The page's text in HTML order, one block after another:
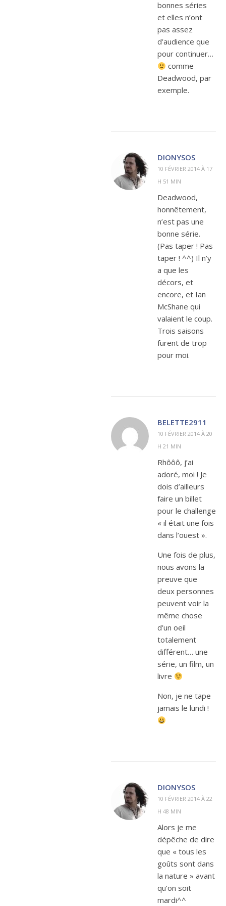
bonnes séries
et elles n’ont
pas assez
d’audience que
pour continuer…
comme
Deadwood, par
exemple.
DIONYSOS
10 FÉVRIER 2014 À 17
H 51 MIN
Deadwood,
honnêtement,
n’est pas une
bonne série.
(Pas taper ! Pas
taper ! ^^) Il n’y
a que les
décors, et
encore, et Ian
McShane qui
valaient le coup.
Trois saisons
furent de trop
pour moi.
BELETTE2911
10 FÉVRIER 2014 À 20
H 21 MIN
Rhôôô, j’ai
adoré, moi ! Je
dois d’ailleurs
faire un billet
pour le challenge
« il était une fois
dans l’ouest ».
Une fois de plus,
nous avons la
preuve que
deux personnes
peuvent voir la
même chose
d’un oeil
totalement
différent… une
série, un film, un
livre
Non, je ne tape
jamais le lundi !
DIONYSOS
10 FÉVRIER 2014 À 22
H 48 MIN
Alors je me
dépêche de dire
que « tous les
goûts sont dans
la nature » avant
qu’on soit
mardi^^